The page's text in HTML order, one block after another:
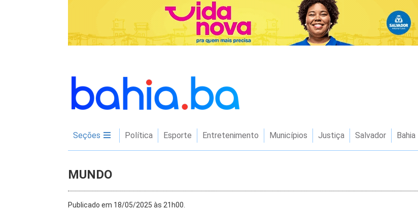
Seções Política Esporte Entretenimento Municípios Justiça Salvador Bahia
MUNDO
Publicado em 18/05/2025 às 21h00.